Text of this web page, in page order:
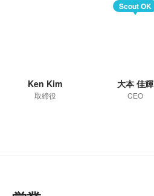
Ken Kim
取締役
Scout OK
大本 佳輝
CEO